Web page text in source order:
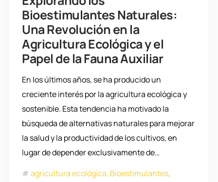
Bioestimulantes Naturales:
Una Revolución en la
Agricultura Ecológica y el
Papel de la Fauna Auxiliar
En los últimos años, se ha producido un
creciente interés por la agricultura ecológica y
sostenible. Esta tendencia ha motivado la
búsqueda de alternativas naturales para mejorar
la salud y la productividad de los cultivos, en
lugar de depender exclusivamente de…
agricultura ecológica, Bioestimulantes,